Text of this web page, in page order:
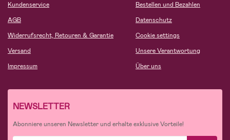
Kundenservice
AGB
Widerrufsrecht, Retouren & Garantie
Versand
Impressum
Bestellen und Bezahlen
Datenschutz
Cookie settings
Unsere Verantwortung
Über uns
NEWSLETTER
Abonniere unseren Newsletter und erhalte exklusive Vorteile!